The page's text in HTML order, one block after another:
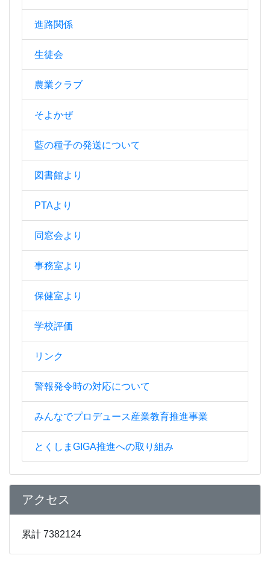
進路関係
生徒会
農業クラブ
そよかぜ
藍の種子の発送について
図書館より
PTAより
同窓会より
事務室より
保健室より
学校評価
リンク
警報発令時の対応について
みんなでプロデュース産業教育推進事業
とくしまGIGA推進への取り組み
アクセス
累計 7382124